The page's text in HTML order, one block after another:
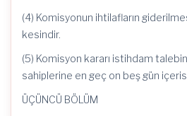
(4) Komisyonun ihtilafların
kesindir.
(5) Komisyon kararı istihdam
sahiplerine en geç on beş gün
ÜÇÜNCÜ BÖLÜM